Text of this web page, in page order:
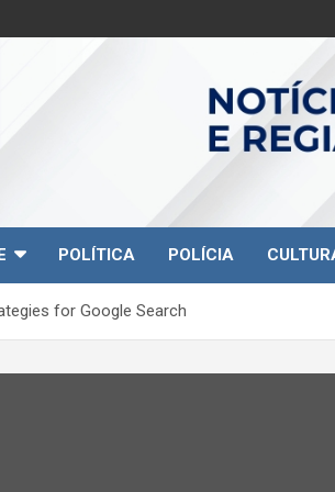
POLÍTICA POLÍCIA
for Google Search